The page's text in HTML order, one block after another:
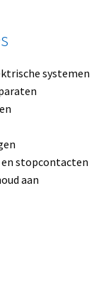
systemen
stopcontacten
aan